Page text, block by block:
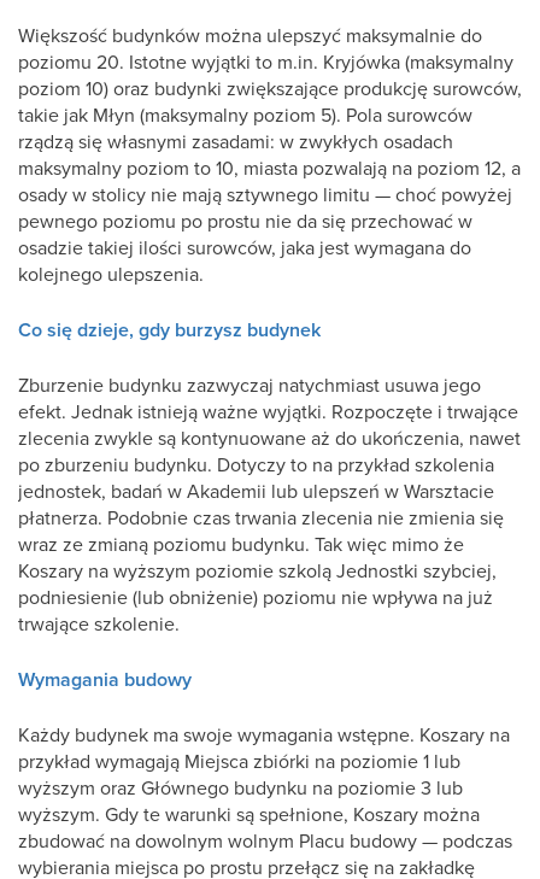
Większość budynków można ulepszyć maksymalnie do
poziomu 20. Istotne wyjątki to m.in. Kryjówka (maksymalny
poziom 10) oraz budynki zwiększające produkcję surowców,
takie jak Młyn (maksymalny poziom 5). Pola surowców
rządzą się własnymi zasadami: w zwykłych osadach
maksymalny poziom to 10, miasta pozwalają na poziom 12, a
osady w stolicy nie mają sztywnego limitu — choć powyżej
pewnego poziomu po prostu nie da się przechować w
osadzie takiej ilości surowców, jaka jest wymagana do
kolejnego ulepszenia.
Co się dzieje, gdy burzysz budynek
Zburzenie budynku zazwyczaj natychmiast usuwa jego
efekt. Jednak istnieją ważne wyjątki. Rozpoczęte i trwające
zlecenia zwykle są kontynuowane aż do ukończenia, nawet
po zburzeniu budynku. Dotyczy to na przykład szkolenia
jednostek, badań w Akademii lub ulepszeń w Warsztacie
płatnerza. Podobnie czas trwania zlecenia nie zmienia się
wraz ze zmianą poziomu budynku. Tak więc mimo że
Koszary na wyższym poziomie szkolą Jednostki szybciej,
podniesienie (lub obniżenie) poziomu nie wpływa na już
trwające szkolenie.
Wymagania budowy
Każdy budynek ma swoje wymagania wstępne. Koszary na
przykład wymagają Miejsca zbiórki na poziomie 1 lub
wyższym oraz Głównego budynku na poziomie 3 lub
wyższym. Gdy te warunki są spełnione, Koszary można
zbudować na dowolnym wolnym Placu budowy — podczas
wybierania miejsca po prostu przełącz się na zakładkę